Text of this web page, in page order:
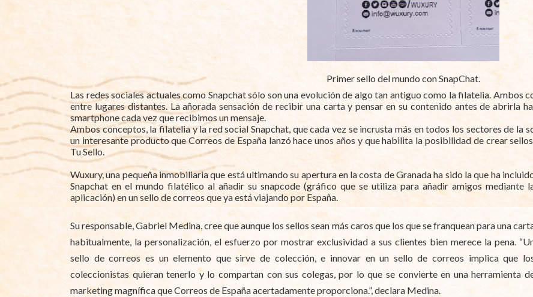
Primer sello del mundo con SnapChat.
Las redes sociales actuales como Snapchat sólo son una evolución de algo tan antiguo como la filatelia. Ambos
entre lugares distantes. La añorada sensación de recibir una carta y pensar en su contenido antes de abrirla
smartphone cada vez que recibimos un mensaje.
Ambos conceptos, la filatelia y la red social Snapchat, que cada vez se incrusta más en todos los sectores de la
un interesante producto que Correos de España lanzó hace unos años y que habilita la posibilidad de crear
Tu Sello.
Wuxury, una pequeña inmobiliaria que está ultimando su apertura en la costa de Granada ha sido la que ha
Snapchat en el mundo filatélico al añadir su snapcode (gráfico que se utiliza para añadir amigos mediante
aplicación) en un sello de correos que ya está viajando por España.
Su responsable, Gabriel Medina, cree que aunque los sellos sean más caros que los que se franquean para una
habitualmente, la personalización, el esfuerzo por mostrar exclusividad a sus clientes bien merece la pena.
sello de correos es un elemento que sirve de colección, e innovar en un sello de correos implica que
coleccionistas quieran tenerlo y lo compartan con sus colegas, por lo que se convierte en una herramienta
marketing magnífica que Correos de España acertadamente proporciona.”, declara Medina.